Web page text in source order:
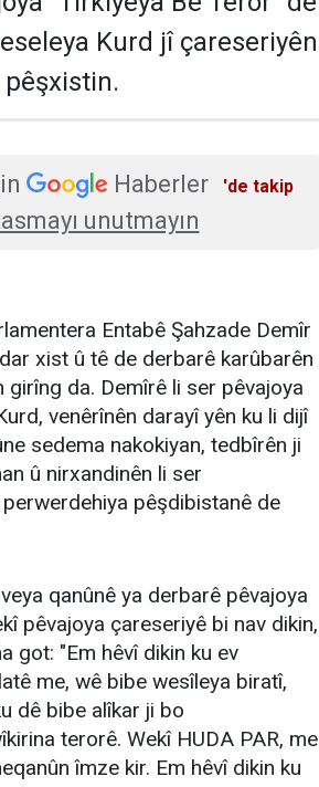
Kurd jî çareseriyên
Haberler
'de takip
unutmayın
Entabê Şahzade Demîr
xist û tê de derbarê karûbarên
girîng da. Demîrê li ser pêvajoya
venêrînên darayî yên ku li dijî
sedema nakokiyan, tedbîrên ji
û nirxandinên li ser
pêşdibistanê de
qanûnê ya derbarê pêvajoya
pêvajoya çareseriyê bi nav dikin,
got: "Em hêvî dikin ku ev
me, wê bibe wesîleya biratî,
dê bibe alîkar ji bo
terorê. Wekî HUDA PAR, me
îmze kir. Em hêvî dikin ku